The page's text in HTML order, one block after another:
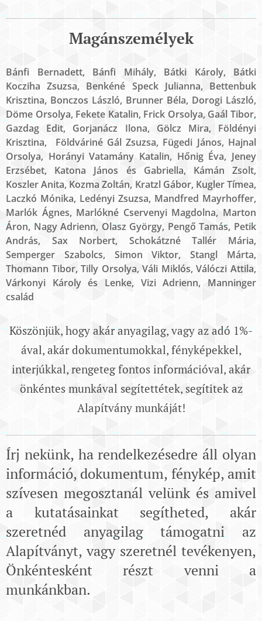
Magánszemélyek
Bánfi Bernadett, Bánfi Mihály, Bátki Károly, Bátki
Kocziha Zsuzsa, Benkéné Speck Julianna, Bettenbuk
Krisztina, Bonczos László, Brunner Béla, Dorogi László,
Döme Orsolya, Fekete Katalin, Frick Orsolya, Gaál Tibor,
Gazdag Edit, Gorjanácz Ilona, Gölcz Mira, Földényi
Krisztina, Földváriné Gál Zsuzsa, Fügedi János, Hajnal
Orsolya, Horányi Vatamány Katalin, Hőnig Éva, Jeney
Erzsébet, Katona János és Gabriella, Kámán Zsolt,
Koszler Anita, Kozma Zoltán, Kratzl Gábor, Kugler Tímea,
Laczkó Mónika, Ledényi Zsuzsa, Mandfred Mayrhoffer,
Marlók Ágnes, Marlókné Cservenyi Magdolna, Marton
Áron, Nagy Adrienn, Olasz György, Pengő Tamás, Petik
András, Sax Norbert, Schokátzné Tallér Mária,
Semperger Szabolcs, Simon Viktor, Stangl Márta,
Thomann Tibor, Tilly Orsolya, Váli Miklós, Válóczi Attila,
Várkonyi Károly és Lenke, Vizi Adrienn, Manninger
család
Köszönjük, hogy akár anyagilag, vagy az adó 1%-
ával, akár dokumentumokkal, fényképekkel,
interjúkkal, rengeteg fontos információval, akár
önkéntes munkával segítettétek, segítitek az
Alapítvány munkáját!
Írj nekünk, ha rendelkezésedre áll olyan
információ, dokumentum, fénykép, amit
szívesen megosztanál velünk és amivel
a kutatásainkat segítheted, akár
szeretnéd anyagilag támogatni az
Alapítványt, vagy szeretnél tevékenyen,
Önkéntesként részt venni a
munkánkban.